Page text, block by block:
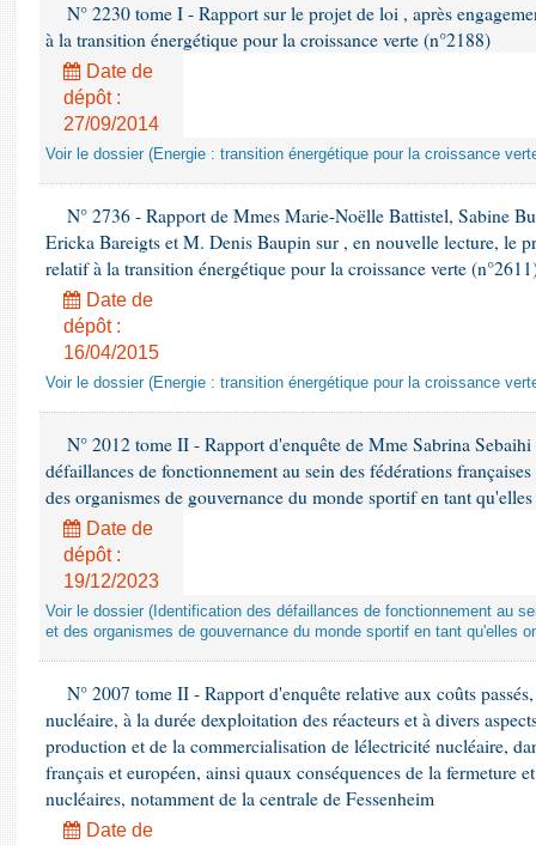
Baromètre de l’application des lois
Dossiers législatifs
Budget et sécurité sociale
Questions écrites et orales
Comptes rendus des débats
N° 2230 tome I - Rapport sur le projet de loi , après
à la transition énergétique pour la croissance verte (n°2188)
Date de
dépôt :
27/09/2014
Voir le dossier (Energie : transition énergétique pour la croissance
N° 2736 - Rapport de Mmes Marie-Noëlle Battistel, Sabine
Ericka Bareigts et M. Denis Baupin sur , en nouvelle lecture, le
relatif à la transition énergétique pour la croissance verte
Date de
dépôt :
16/04/2015
Voir le dossier (Energie : transition énergétique pour la croissance
N° 2012 tome II - Rapport d'enquête de Mme Sabrina
défaillances de fonctionnement au sein des fédérations
des organismes de gouvernance du monde sportif en tant
Date de
dépôt :
19/12/2023
Voir le dossier (Identification des défaillances de fonctionnement au
et des organismes de gouvernance du monde sportif en tant qu'elles
N° 2007 tome II - Rapport d'enquête relative aux coûts
nucléaire, à la durée dexploitation des réacteurs et à divers
production et de la commercialisation de lélectricité nucléaire,
français et européen, ainsi quaux conséquences de la fermeture
nucléaires, notamment de la centrale de Fessenheim
Date de